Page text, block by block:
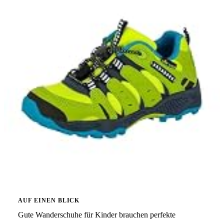
AUF EINEN BLICK
Gute Wanderschuhe für Kinder brauchen perfekte